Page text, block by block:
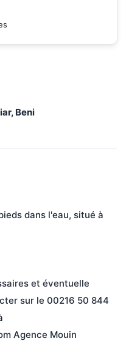
Beni
dans l'eau, situé à
et éventuelle
sur le 00216 50 844
Agence Mouin